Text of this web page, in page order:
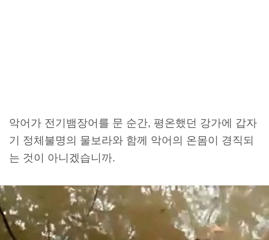
악어가 전기뱀장어를 문 순간, 평온했던 강가에 갑자
기 정체불명의 물보라와 함께 악어의 온몸이 경직되
는 것이 아니겠습니까.